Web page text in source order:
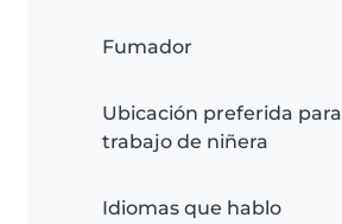
Fumador
Ubicación preferida para
trabajo de niñera
Idiomas que hablo